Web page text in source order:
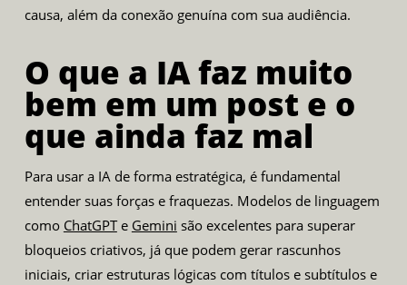
causa, além da conexão genuína com sua audiência.
O que a IA faz muito
bem em um post e o
que ainda faz mal
Para usar a IA de forma estratégica, é fundamental
entender suas forças e fraquezas. Modelos de linguagem
como ChatGPTe Gemini são excelentes para superar
bloqueios criativos, já que podem gerar rascunhos
iniciais, criar estruturas lógicas com títulos e subtítulos e